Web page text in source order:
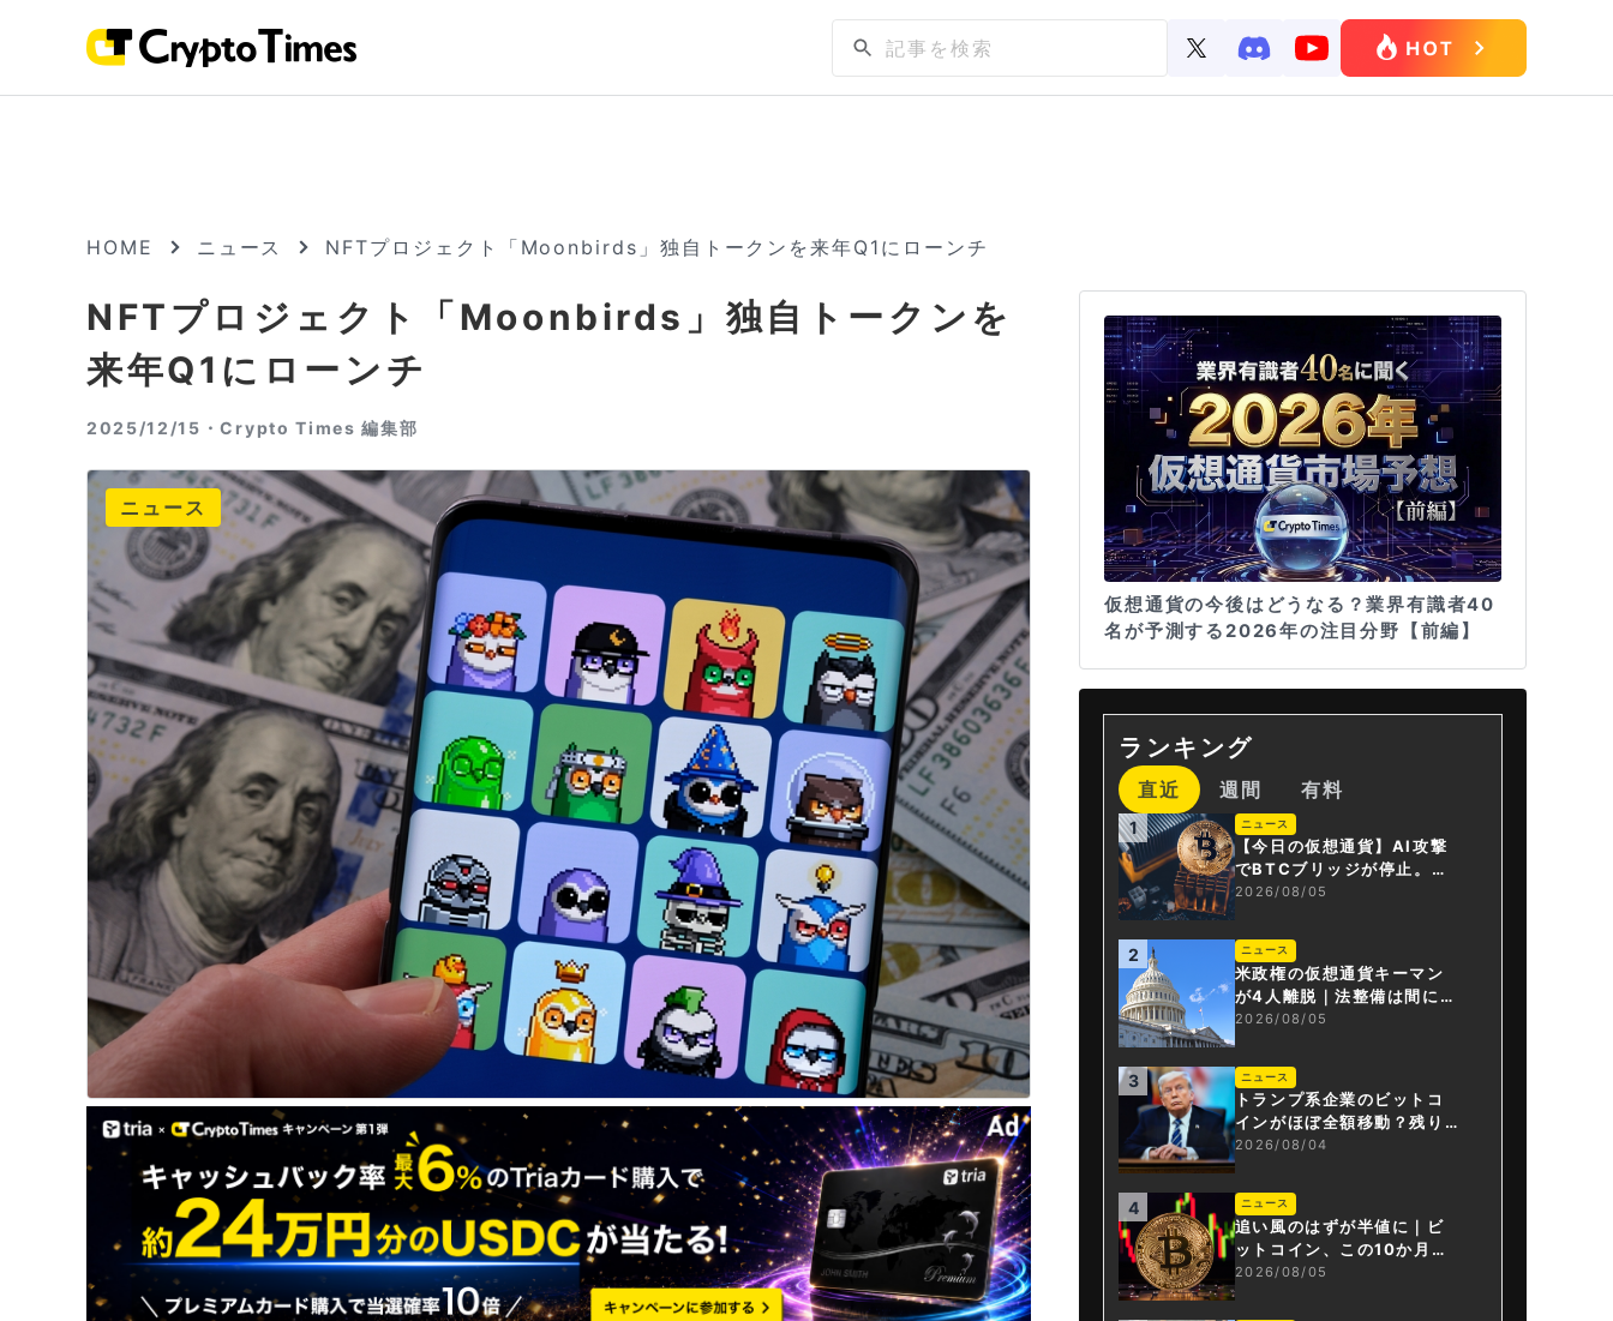
HOME ニュース NFTプロジェクト「Moonbirds」独自トークンを来年Q1にローンチ
NFTプロジェクト「Moonbirds」独自トークンを
来年Q1にローンチ
2025/12/15・Crypto Times 編集部
ニュース
仮想通貨の今後はどうなる？業界有識者40
名が予測する2026年の注目分野【前編】
ランキング
直近 週間 有料
1 ニュース
【今日の仮想通貨】AI攻撃
でBTCブリッジが停止。金
融庁が「暗号資産・ステー
2026/08/05
2 ニュース
米政権の仮想通貨キーマン
が4人離脱｜法整備は間に合
うか
2026/08/05
3 ニュース
トランプ系企業のビットコ
インがほぼ全額移動？残り
は3.43BTCか
2026/08/04
4 ニュース
追い風のはずが半値に｜ビ
ットコイン、この10か月で
何が起きたか
2026/08/05